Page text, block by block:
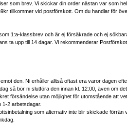
som brev. Vi skickar din order nästan var som
tillkommer vid postförskott. Om du handlar för
1:a-klassbrev och är ej försäkrade och ej
ta upp till 14 dagar. Vi rekommenderar
den. Ni erhåller alltså oftast era varor dagen
så bör ni slutföra den innan kl. 12:00, även om
försändelse utan möjlighet för utomstående att
1-2 arbetsdagar.
som alternativ inte blir skickade förrän